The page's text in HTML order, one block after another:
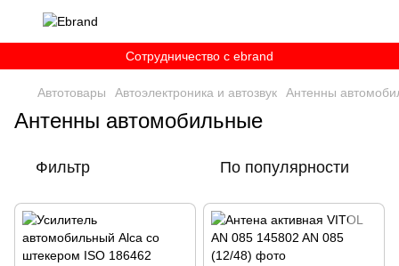
Сотрудничество c ebrand
Автотовары Автоэлектроника и автозвук Антенны
Антенны автомобильные
Фильтр По популярности